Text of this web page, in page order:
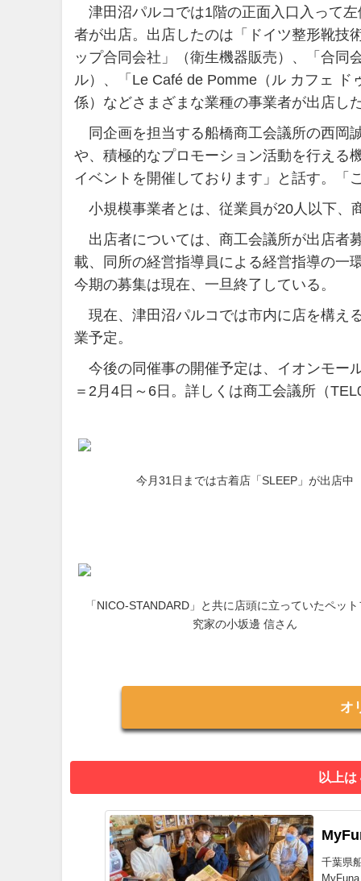
津田沼パルコでは1階の正面入口入って
者が出店。出店したのは「ドイツ整形靴技
ップ合同会社」（衛生機器販売）、「合同
ル）、「Le Café de Pomme（ル カフェ
係）などさまざまな業種の事業者が出店し
同企画を担当する船橋商工会議所の西岡
や、積極的なプロモーション活動を行える
イベントを開催しております」と話す。「
小規模事業者とは、従業員が20人以下、
出店者については、商工会議所が出店者
載、同所の経営指導員による経営指導の一
今期の募集は現在、一旦終了している。
現在、津田沼パルコでは市内に店を構え
業予定。
今後の同催事の開催予定は、イオンモー
＝2月4日～6日。詳しくは商工会議所（
今月31日までは古着店「SLEEP」が出店中
「NICO-STANDARD」と共に店頭に立っていたペッ
究家の小坂邊 信さん
オ
以上
千葉県